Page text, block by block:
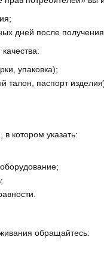
дней после
упаковка);
талон, паспорт
котором указать:
обращайтесь: